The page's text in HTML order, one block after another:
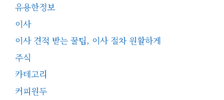
유용한정보
이사
이사 견적 받는 꿀팁, 이사 절차 원활하게
주식
카테고리
커피원두